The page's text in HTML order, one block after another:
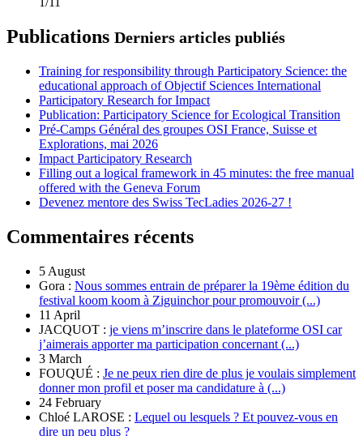
Publications Derniers articles publiés
Training for responsibility through Participatory Science: the
educational approach of Objectif Sciences International
Participatory Research for Impact
Publication: Participatory Science for Ecological Transition
Pré-Camps Général des groupes OSI France, Suisse et
Explorations, mai 2026
Impact Participatory Research
Filling out a logical framework in 45 minutes: the free manual
offered with the Geneva Forum
Devenez mentore des Swiss TecLadies 2026-27 !
Commentaires récents
5 August
Gora : Nous sommes entrain de préparer la 19ème édition du
festival koom koom à Ziguinchor pour promouvoir (...)
11 April
JACQUOT : je viens m’inscrire dans le plateforme OSI car
j’aimerais apporter ma participation concernant (...)
3 March
FOUQUÉ : Je ne peux rien dire de plus je voulais simplement
donner mon profil et poser ma candidature à (...)
24 February
Chloé LAROSE : Lequel ou lesquels ? Et pouvez-vous en
dire un peu plus ?